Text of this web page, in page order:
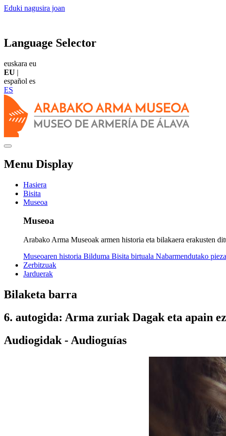
Eduki nagusira joan
Language Selector
euskara eu
EU |
español es
ES
Menu Display
Hasiera
Bisita
Museoa
Museoa
Arabako Arma Museoak armen historia eta bilakaera erakusten
Museoaren historia Bilduma Bisita birtuala Nabarmendutako
Zerbitzuak
Jarduerak
Bilaketa barra
6. autogida: Arma zuriak Dagak eta apain
Audiogidak - Audioguías